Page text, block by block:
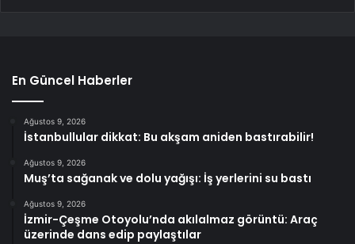
En Güncel Haberler
Ağustos 9, 2026
İstanbullular dikkat: Bu akşam aniden bastırabilir!
Ağustos 9, 2026
Muş’ta sağanak ve dolu yağışı: İş yerlerini su bastı
Ağustos 9, 2026
İzmir-Çeşme Otoyolu’nda akılalmaz görüntü: Araç
üzerinde dans edip paylaştılar